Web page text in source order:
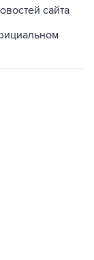
сайта